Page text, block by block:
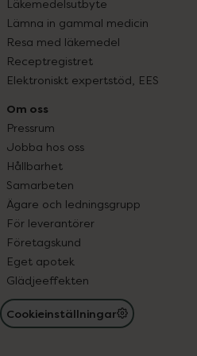
Läkemedelsutbyte
Lämna in gammal medicin
Resa med läkemedel
Receptregistret
Elektroniskt expertstöd, EES
Om oss
Pressrum
Jobba hos oss
Hållbarhet
Samarbeten
Ägare och ledningsgrupp
För leverantörer
Företagskund
Eget apotek
Glädjeeffekten
Cookieinställningar